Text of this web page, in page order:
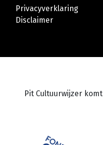
Privacyverklaring
Disclaimer
Pit Cultuurwijzer